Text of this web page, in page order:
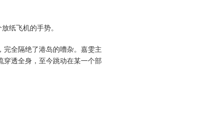
纸飞机的手势。
全隔绝了港岛的嘈杂。嘉雯主
透全身，至今跳动在某一个部